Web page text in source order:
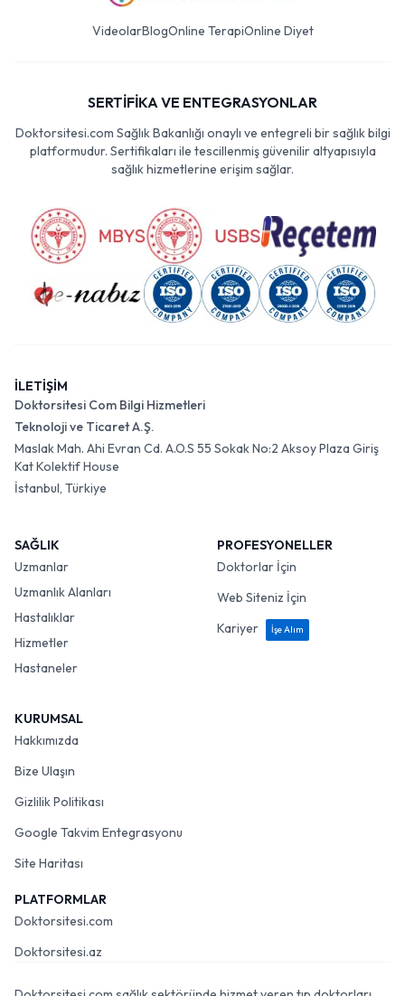
VideolarBlogOnline TerapiOnline Diyet
SERTİFİKA VE ENTEGRASYONLAR
Doktorsitesi.com Sağlık Bakanlığı onaylı ve entegreli bir sağlık bilgi
platformudur. Sertifikaları ile tescillenmiş güvenilir altyapısıyla
sağlık hizmetlerine erişim sağlar.
İLETİŞİM
Doktorsitesi Com Bilgi Hizmetleri
Teknoloji ve Ticaret A.Ş.
Maslak Mah. Ahi Evran Cd. A.O.S 55 Sokak No:2 Aksoy Plaza Giriş
Kat Kolektif House
İstanbul, Türkiye
SAĞLIK
Uzmanlar
Uzmanlık Alanları
Hastalıklar
Hizmetler
Hastaneler
PROFESYONELLER
Doktorlar İçin
Web Siteniz İçin
Kariyer
İşe Alım
KURUMSAL
Hakkımızda
Bize Ulaşın
Gizlilik Politikası
Google Takvim Entegrasyonu
Site Haritası
PLATFORMLAR
Doktorsitesi.com
Doktorsitesi.az